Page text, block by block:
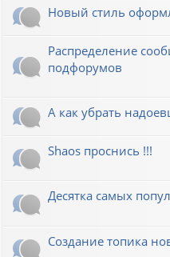
Новый стиль
Распределение
подфорумов
А как убрать
Shaos проснись !!!
Десятка самых
Создание топика